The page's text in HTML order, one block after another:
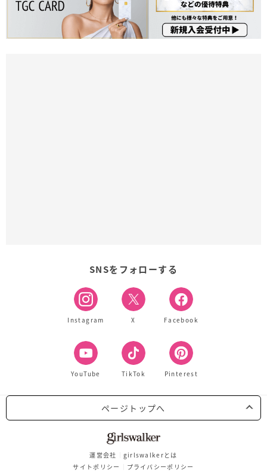
SNSをフォローする
Instagram X Facebook
YouTube TikTok Pinterest
ページトップへ
運営会社
girlswalkerとは
サイトポリシー
プライバシーポリシー